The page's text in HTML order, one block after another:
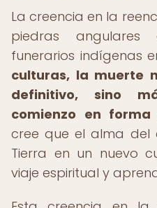
La creencia en la
piedras angulares
funerarios indígenas
culturas, la muerte
definitivo, sino
comienzo en
cree que el alma del
Tierra en un nuevo
viaje espiritual y